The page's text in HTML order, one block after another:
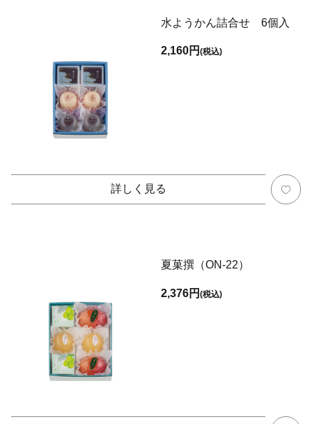
水ようかん詰合せ 6個入
2,160円(税込)
詳しく見る
夏菓撰（ON-22）
2,376円(税込)